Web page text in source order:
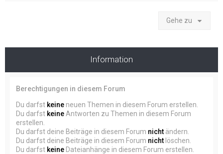
Gehe zu
Information
Berechtigungen in diesem Forum
Du darfst keine neuen Themen in diesem Forum erstellen.
Du darfst keine Antworten zu Themen in diesem Forum
erstellen.
Du darfst deine Beiträge in diesem Forum nicht ändern.
Du darfst deine Beiträge in diesem Forum nicht löschen.
Du darfst keine Dateianhänge in diesem Forum erstellen.